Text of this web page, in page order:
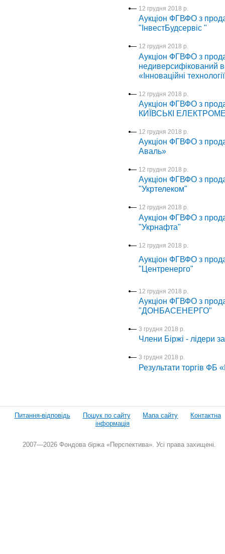
12 грудня 2018 р.
Аукціон ФГВФО з
"ІнвестБудсервіс "
12 грудня 2018 р.
Аукціон ФГВФО з
недиверсифікований
«Інноваційні
12 грудня 2018 р.
Аукціон ФГВФО з
КИЇВСЬКІ
12 грудня 2018 р.
Аукціон ФГВФО з
Аваль»
12 грудня 2018 р.
Аукціон ФГВФО з
"Укртелеком"
12 грудня 2018 р.
Аукціон ФГВФО з
"Укрнафта"
12 грудня 2018 р.
Аукціон ФГВФО з
"Центренерго"
12 грудня 2018 р.
Аукціон ФГВФО з
"ДОНБАСЕНЕРГО"
3 грудня 2018 р.
Члени Біржі - лідери
3 грудня 2018 р.
Результати торгів ФБ
Питання-відповідь Пошук по сайту Мапа сайту
Контактна
інформація
2007—2026 Фондова біржа «Перспектива». Усі права захищені.